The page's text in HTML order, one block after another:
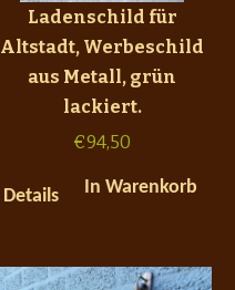
Ladenschild für
Altstadt, Werbeschild
aus Metall, grün
lackiert.
€94,50
Details In Warenkorb